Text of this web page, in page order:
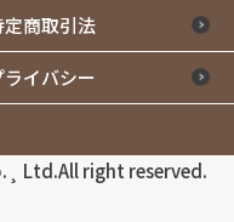
定商取引法
ライバシー
Ltd.All right reserved.